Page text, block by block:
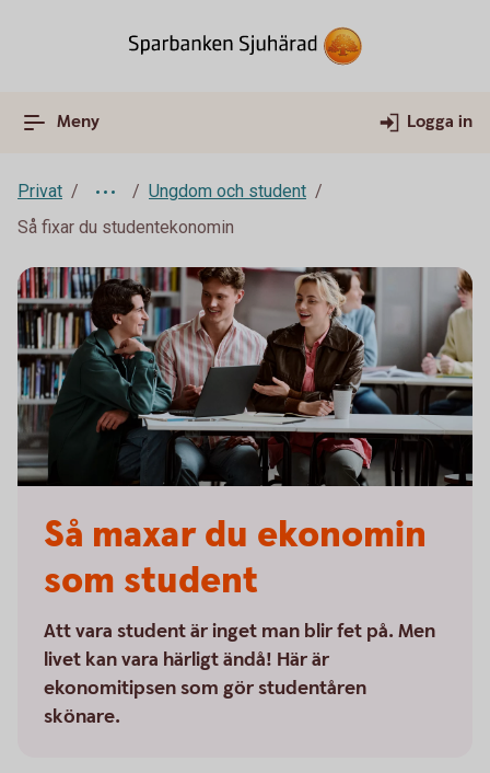
Meny Logga in
Privat
Ungdom och student
Så fixar du studentekonomin
Så maxar du ekonomin
som student
Att vara student är inget man blir fet på. Men
livet kan vara härligt ändå! Här är
ekonomitipsen som gör studentåren
skönare.